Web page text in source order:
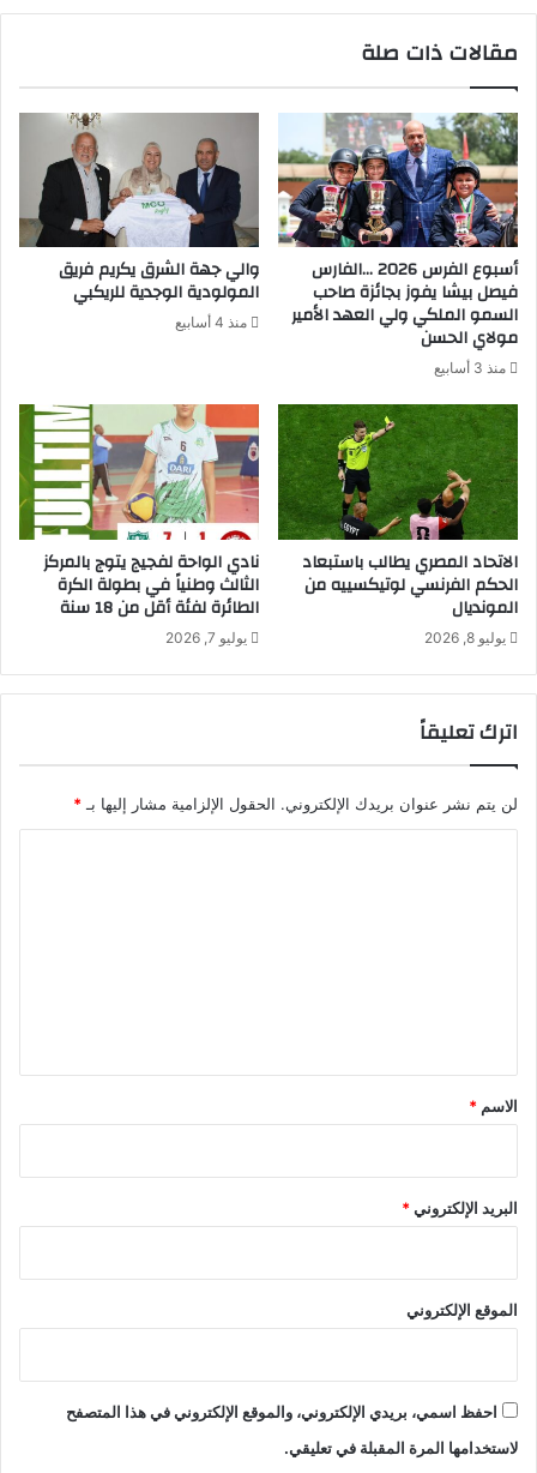
مقالات ذات صلة
أسبوع الفرس 2026 …الفارس
فيصل بيشا يفوز بجائزة صاحب
السمو الملكي ولي العهد الأمير
مولاي الحسن
منذ 3 أسابيع
والي جهة الشرق يكريم فريق
المولودية الوجدية للريكبي
منذ 4 أسابيع
الاتحاد المصري يطالب باستبعاد
الحكم الفرنسي لوتيكسييه من
المونديال
يوليو 8, 2026
نادي الواحة لفجيج يتوج بالمركز
الثالث وطنياً في بطولة الكرة
الطائرة لفئة أقل من 18 سنة
يوليو 7, 2026
اترك تعليقاً
لن يتم نشر عنوان بريدك الإلكتروني. الحقول الإلزامية مشار إليها بـ*
*
الاسم *
البريد الإلكتروني*
الموقع الإلكتروني
احفظ اسمي، بريدي الإلكتروني، والموقع الإلكتروني في هذا المتصفح
لاستخدامها المرة المقبلة في تعليقي.